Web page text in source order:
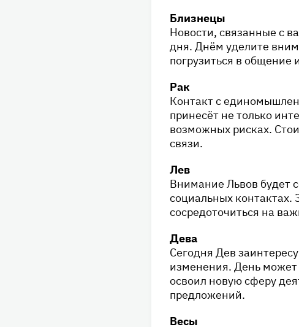
Близнецы
Новости, связанные с
дня. Днём уделите
погрузиться в общение
Рак
Контакт с
принесёт не только
возможных рисках.
связи.
Лев
Внимание Львов будет
социальных контактах.
сосредоточиться на
Дева
Сегодня Дев
изменения. День может
освоил новую сферу
предложений.
Весы